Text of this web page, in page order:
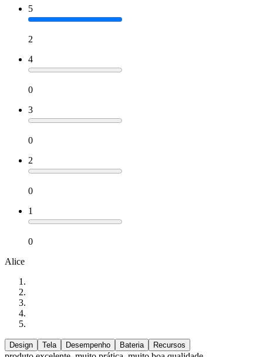
5
2
4
0
3
0
2
0
1
0
Alice
Design Tela Desempenho Bateria Recursos